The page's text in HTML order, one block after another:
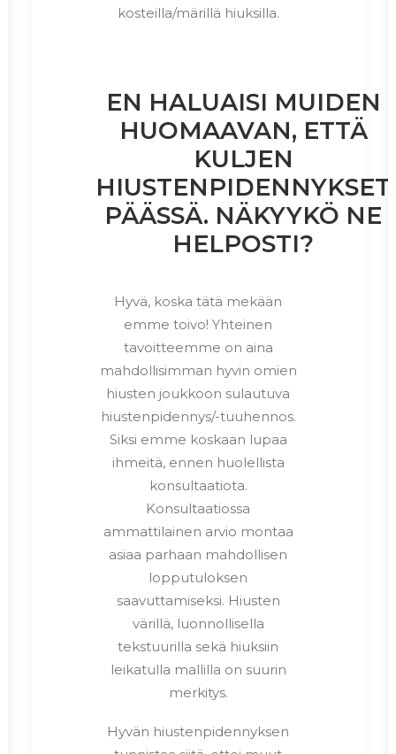
kosteilla/märillä hiuksilla.
EN HALUAISI MUIDEN
HUOMAAVAN, ETTÄ
KULJEN
HIUSTENPIDENNYKSET
PÄÄSSÄ. NÄKYYKÖ NE
HELPOSTI?
Hyvä, koska tätä mekään
emme toivo! Yhteinen
tavoitteemme on aina
mahdollisimman hyvin omien
hiusten joukkoon sulautuva
hiustenpidennys/-tuuhennos.
Siksi emme koskaan lupaa
ihmeitä, ennen huolellista
konsultaatiota.
Konsultaatiossa
ammattilainen arvio montaa
asiaa parhaan mahdollisen
lopputuloksen
saavuttamiseksi. Hiusten
värillä, luonnollisella
tekstuurilla sekä hiuksiin
leikatulla mallilla on suurin
merkitys.
Hyvän hiustenpidennyksen